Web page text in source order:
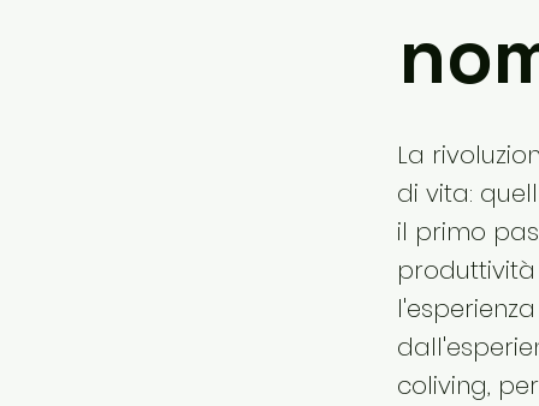
La
di vita:
il primo
coliving,